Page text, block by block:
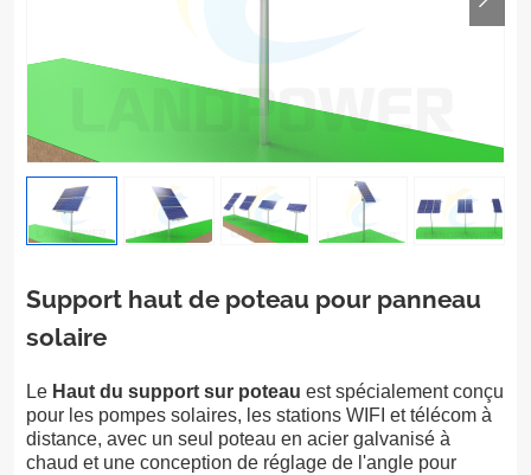
Support haut de poteau pour panneau
solaire
Le Haut du support sur poteau est spécialement conçu
pour les pompes solaires, les stations WIFI et télécom à
distance, avec un seul poteau en acier galvanisé à
chaud et une conception de réglage de l'angle pour